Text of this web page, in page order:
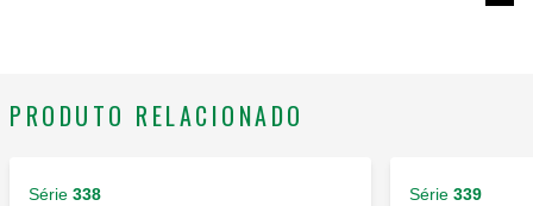
PRODUTO RELACIONADO
Série 338 Série 339